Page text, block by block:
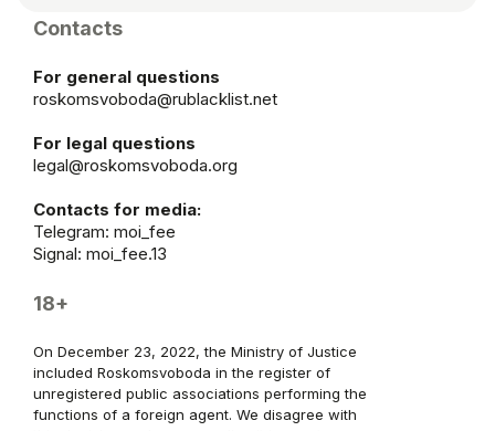
Contacts
For general questions
roskomsvoboda@rublacklist.net
For legal questions
legal@roskomsvoboda.org
Contacts for media:
Telegram: moi_fee
Signal: moi_fee.13
18+
On December 23, 2022, the Ministry of Justice
included Roskomsvoboda in the register of
unregistered public associations performing the
functions of a foreign agent. We disagree with